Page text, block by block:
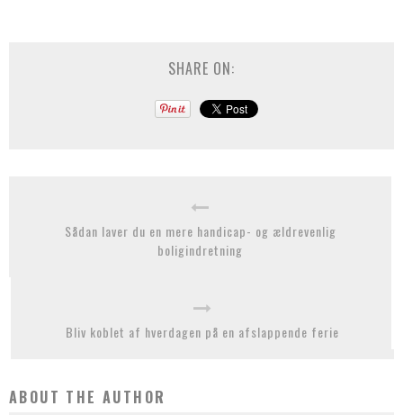
SHARE ON:
Sådan laver du en mere handicap- og ældrevenlig
boligindretning
Bliv koblet af hverdagen på en afslappende ferie
ABOUT THE AUTHOR